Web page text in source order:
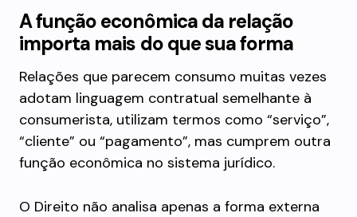
A função econômica da relação
importa mais do que sua forma
Relações que parecem consumo muitas vezes
adotam linguagem contratual semelhante à
consumerista, utilizam termos como “serviço”,
“cliente” ou “pagamento”, mas cumprem outra
função econômica no sistema jurídico.
O Direito não analisa apenas a forma externa